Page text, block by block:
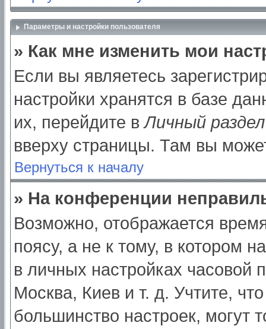
Параметры и настройки пользователя
» Как мне изменить мои
Если вы являетесь
настройки хранятся в базе
их, перейдите вЛичный раздел
вверху страницы. Там вы
Вернуться к началу
» На конференции
Возможно, отображается
поясу, а не к тому, в котором
в личных настройках часовой
Москва, Киев и т. д. Учтите,
большинство настроек, могут